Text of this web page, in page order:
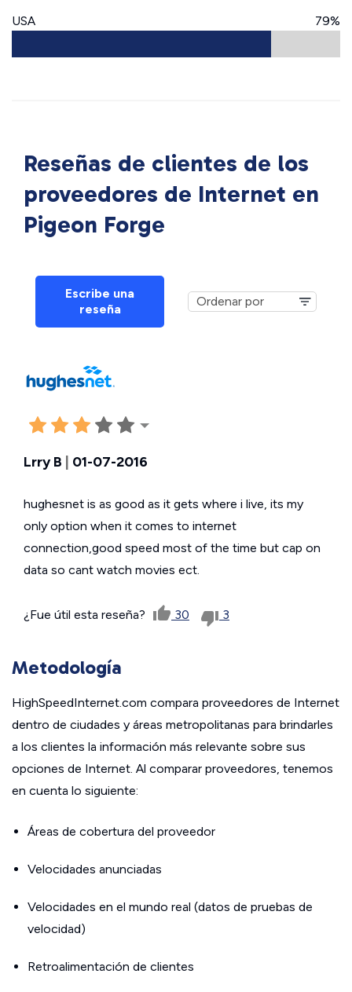
USA 79%
Reseñas de clientes de los
proveedores de Internet en
Pigeon Forge
Escribe una
reseña
Lrry B 01-07-2016
hughesnet is as good as it gets where i live, its my
only option when it comes to internet
connection,good speed most of the time but cap on
data so cant watch movies ect.
¿Fue útil esta reseña? 30 3
Metodología
HighSpeedInternet.com compara proveedores de Internet
dentro de ciudades y áreas metropolitanas para brindarles
a los clientes la información más relevante sobre sus
opciones de Internet. Al comparar proveedores, tenemos
en cuenta lo siguiente:
Áreas de cobertura del proveedor
Velocidades anunciadas
Velocidades en el mundo real (datos de pruebas de
velocidad)
Retroalimentación de clientes